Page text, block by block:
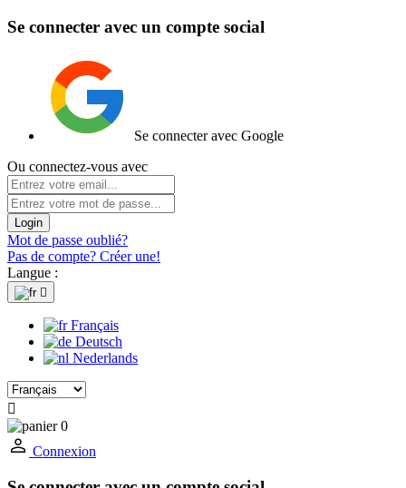
Se connecter avec un compte social
Se connecter avec Google
Ou connectez-vous avec
Login
Mot de passe oublié?
Pas de compte? Créer une!
Langue :

Français
Deutsch
Nederlands

0
Connexion